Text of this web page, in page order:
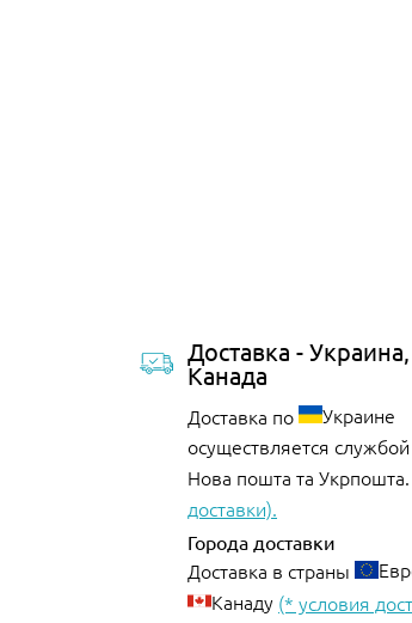
Доставка -
Канада
Доставка по
Украине
осуществляется
Нова пошта та Укрпошта.
доставки).
Города доставки
Доставка в страны
Канаду (* условия